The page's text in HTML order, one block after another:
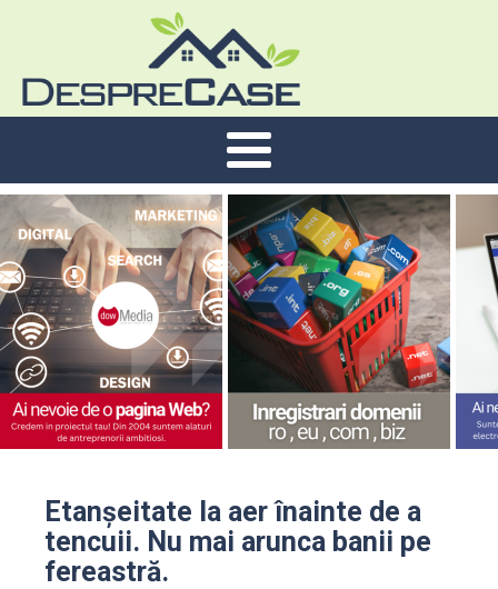
Etanșeitate la aer înainte de a
tencuii. Nu mai arunca banii pe
fereastră.